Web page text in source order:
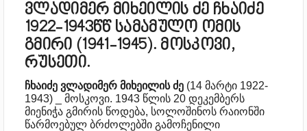
ვლადიმერ მიხეილის ძე ჩხაიძე
1922-1943წწ სამამულო ომის
გმირი (1941-1945). მოსკოვი,
რუსეთი.
ჩხაიძე ვლადიმერ მიხეილის ძე (14 მარტი 1922-
1943) _ მოსკოვი. 1943 წლის 20 დეკემბერს
მიენიჭა გმირის წოდება, სოლოშინოს რაიონში
წარმოებულ ბრძოლებში გამოჩენილი